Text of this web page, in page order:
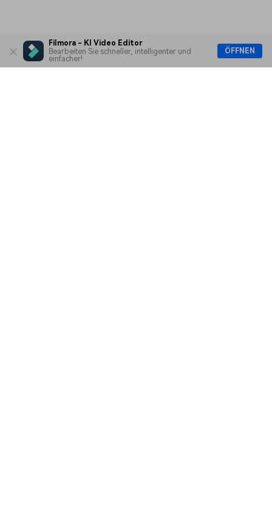
Filmora - KI Video Editor
Bearbeiten Sie schneller, intelligenter und
einfacher!
ÖFFNEN